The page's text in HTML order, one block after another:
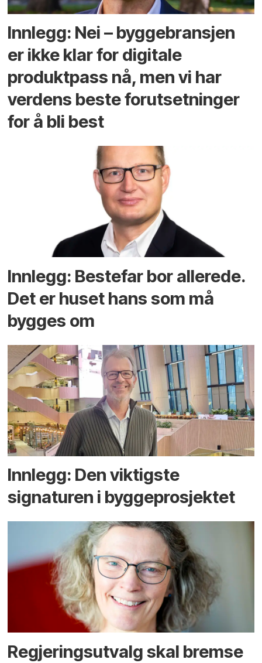
Innlegg: Nei – byggebransjen
er ikke klar for digitale
produktpass nå, men vi har
verdens beste forutsetninger
for å bli best
Innlegg: Bestefar bor allerede.
Det er huset hans som må
bygges om
Innlegg: Den viktigste
signaturen i bygge­­prosjektet
Regjerings­utvalg skal bremse